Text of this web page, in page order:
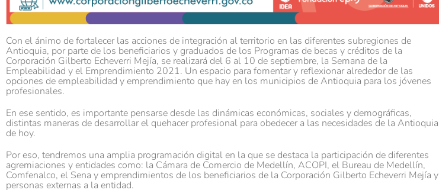
Con el ánimo de fortalecer las acciones de integración al territorio en las diferentes subregiones de
Antioquia, por parte de los beneficiarios y graduados de los Programas de becas y créditos de la
Corporación Gilberto Echeverri Mejía, se realizará del 6 al 10 de septiembre, la Semana de la
Empleabilidad y el Emprendimiento 2021. Un espacio para fomentar y reflexionar alrededor de las
opciones de empleabilidad y emprendimiento que hay en los municipios de Antioquia para los jóvenes
profesionales.
En ese sentido, es importante pensarse desde las dinámicas económicas, sociales y demográficas,
distintas maneras de desarrollar el quehacer profesional para obedecer a las necesidades de la Antioquia
de hoy.
Por eso, tendremos una amplia programación digital en la que se destaca la participación de diferentes
agremiaciones y entidades como: la Cámara de Comercio de Medellín, ACOPI, el Bureau de Medellín,
Comfenalco, el Sena y emprendimientos de los beneficiarios de la Corporación Gilberto Echeverri Mejía y
personas externas a la entidad.